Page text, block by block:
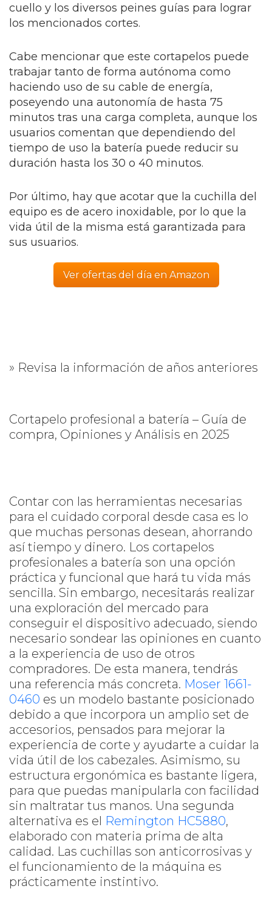
cuello y los diversos peines guías para lograr
los mencionados cortes.
Cabe mencionar que este cortapelos puede
trabajar tanto de forma autónoma como
haciendo uso de su cable de energía,
poseyendo una autonomía de hasta 75
minutos tras una carga completa, aunque los
usuarios comentan que dependiendo del
tiempo de uso la batería puede reducir su
duración hasta los 30 o 40 minutos.
Por último, hay que acotar que la cuchilla del
equipo es de acero inoxidable, por lo que la
vida útil de la misma está garantizada para
sus usuarios.
Ver ofertas del día en Amazon
» Revisa la información de años anteriores
Cortapelo profesional a batería – Guía de
compra, Opiniones y Análisis en 2025
Contar con las herramientas necesarias
para el cuidado corporal desde casa es lo
que muchas personas desean, ahorrando
así tiempo y dinero. Los cortapelos
profesionales a batería son una opción
práctica y funcional que hará tu vida más
sencilla. Sin embargo, necesitarás realizar
una exploración del mercado para
conseguir el dispositivo adecuado, siendo
necesario sondear las opiniones en cuanto
a la experiencia de uso de otros
compradores. De esta manera, tendrás
una referencia más concreta. Moser 1661-
0460 es un modelo bastante posicionado
debido a que incorpora un amplio set de
accesorios, pensados para mejorar la
experiencia de corte y ayudarte a cuidar la
vida útil de los cabezales. Asimismo, su
estructura ergonómica es bastante ligera,
para que puedas manipularla con facilidad
sin maltratar tus manos. Una segunda
alternativa es el Remington HC5880,
elaborado con materia prima de alta
calidad. Las cuchillas son anticorrosivas y
el funcionamiento de la máquina es
prácticamente instintivo.